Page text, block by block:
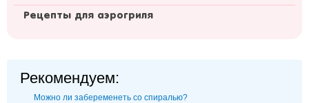
Рецепты для аэрогриля
Рекомендуем:
Можно ли забеременеть со спиралью?